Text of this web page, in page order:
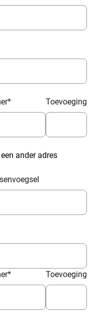
* Toevoeging
ander adres
* Toevoeging